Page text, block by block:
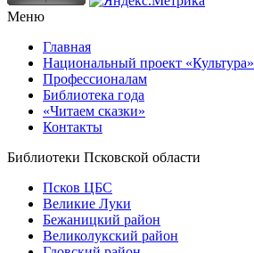
Меню
Главная
Национальный проект «Культура»
Профессионалам
Библиотека года
«Читаем сказки»
Контакты
Библиотеки Псковской области
Псков ЦБС
Великие Луки
Бежаницкий район
Великолукский район